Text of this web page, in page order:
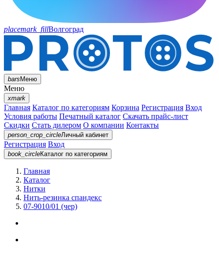
placemark_fillВолгоград
barsМеню
Меню
xmark
Главная Каталог по категориям Корзина Регистрация Вход
Условия работы Печатный каталог Скачать прайс-лист
Скидки Стать дилером О компании Контакты
person_crop_circleЛичный кабинет
Регистрация Вход
book_circleКаталог по категориям
Главная
Каталог
Нитки
Нить-резинка спандекс
07-9010/01 (чер)